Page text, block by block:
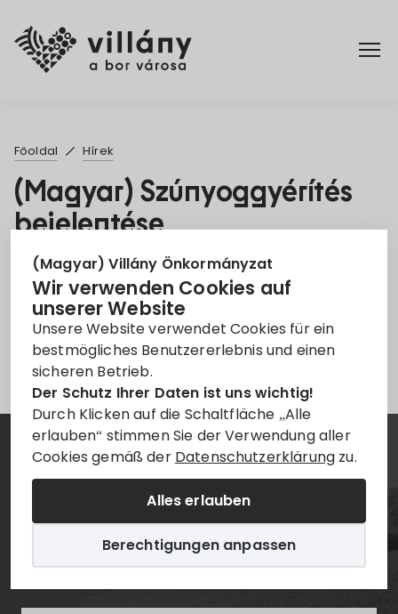
(Magyar) Villány Önkormányzat
Wir verwenden Cookies auf
unserer Website
Unsere Website verwendet Cookies für ein
bestmögliches Benutzererlebnis und einen
sicheren Betrieb.
Der Schutz Ihrer Daten ist uns wichtig!
Durch Klicken auf die Schaltfläche „Alle
erlauben“ stimmen Sie der Verwendung aller
Cookies gemäß der Datenschutzerklärung zu.
Alles erlauben
Berechtigungen anpassen
Rendelettár
Turizmus
Főoldal Hírek
(Magyar) Szúnyoggyérítés
bejelentése
9. Aug. 2021
Szúnyoggyérítés
Leider ist der Eintrag nur aufMagyarverfügbar.
Hírlevél
Értesüljön elsőként a legfrissebb villányi
infókról!